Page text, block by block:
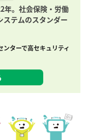
年。社会保険・労働
ステムのスタンダー
ターで高セキュリティ